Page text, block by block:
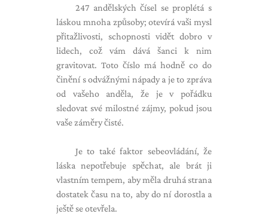
247 andělských čísel se proplétá s
láskou mnoha způsoby; otevírá vaši mysl
přitažlivosti, schopnosti vidět dobro v
lidech, což vám dává šanci k nim
gravitovat. Toto číslo má hodně co do
činění s odvážnými nápady a je to zpráva
od vašeho anděla, že je v pořádku
sledovat své milostné zájmy, pokud jsou
vaše záměry čisté.
Je to také faktor sebeovládání, že
láska nepotřebuje spěchat, ale brát ji
vlastním tempem, aby měla druhá strana
dostatek času na to, aby do ní dorostla a
ještě se otevřela.